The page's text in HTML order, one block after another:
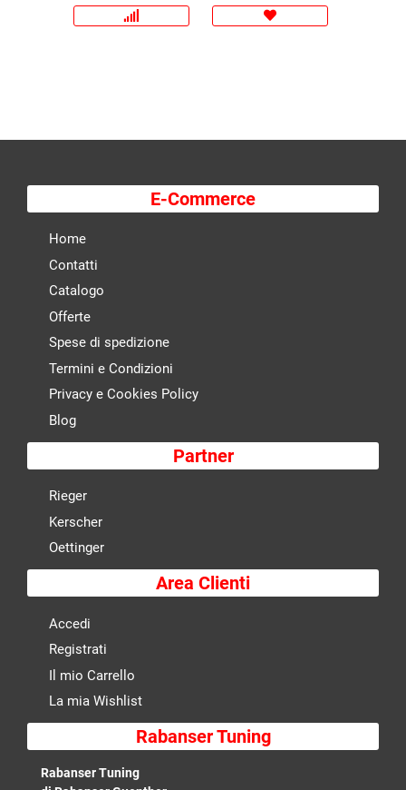
E-Commerce
Home
Contatti
Catalogo
Offerte
Spese di spedizione
Termini e Condizioni
Privacy e Cookies Policy
Blog
Partner
Rieger
Kerscher
Oettinger
Area Clienti
Accedi
Registrati
Il mio Carrello
La mia Wishlist
Rabanser Tuning
Rabanser Tuning